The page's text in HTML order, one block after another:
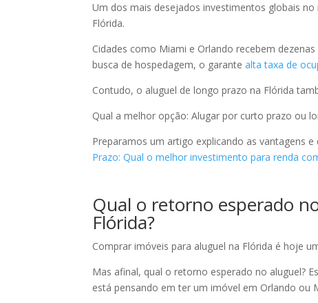
Um dos mais desejados investimentos globais
Flórida.
Cidades como Miami e Orlando recebem
busca de hospedagem, o garantealta taxa de
Contudo, o aluguel de longo prazo na Flórida
Qual a melhor opção: Alugar por curto prazo ou
Preparamos um artigo explicando as vantagens
Prazo: Qual o melhor investimento para renda
Qual o retorno esperado
Flórida?
Comprar imóveis para aluguel na Flórida é hoje
Mas afinal, qual o retorno esperado no aluguel?
está pensando em ter um imóvel em Orlando ou